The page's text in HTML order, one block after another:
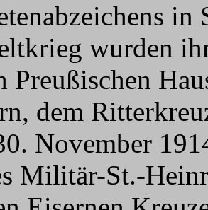
wurden
dem
November
Militär-St.-